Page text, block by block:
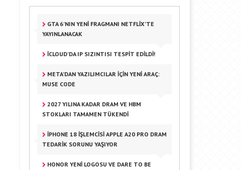
GTA 6’NIN YENI FRAGMANI NETFLIX’TE
YAYINLANACAK
ICLOUD’DA IP SIZINTISI TESPIT EDILDI!
META’DAN YAZILIMCILAR IÇIN YENI ARAÇ:
MUSE CODE
2027 YILINA KADAR DRAM VE HBM
STOKLARI TAMAMEN TÜKENDI
IPHONE 18 İŞLEMCISI APPLE A20 PRO DRAM
TEDARIK SORUNU YAŞIYOR
HONOR YENI LOGOSU VE DARE TO BE